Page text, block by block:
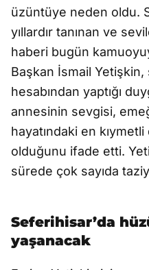
üzüntüye neden oldu.
yıllardır tanınan ve
haberi bugün
Başkan İsmail
hesabından yaptığı
annesinin sevgisi,
hayatındaki en
olduğunu ifade etti.
sürede çok sayıda
Seferihisar’da
yaşanacak